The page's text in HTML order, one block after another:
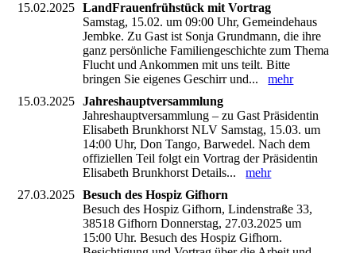
15.02.2025
LandFrauenfrühstück mit Vortrag
Samstag, 15.02. um 09:00 Uhr, Gemeindehaus
Jembke. Zu Gast ist Sonja Grundmann, die ihre
ganz persönliche Familiengeschichte zum Thema
Flucht und Ankommen mit uns teilt. Bitte
bringen Sie eigenes Geschirr und...mehr
15.03.2025
Jahreshauptversammlung
Jahreshauptversammlung – zu Gast Präsidentin
Elisabeth Brunkhorst NLV Samstag, 15.03. um
14:00 Uhr, Don Tango, Barwedel. Nach dem
offiziellen Teil folgt ein Vortrag der Präsidentin
Elisabeth Brunkhorst Details...mehr
27.03.2025
Besuch des Hospiz Gifhorn
Besuch des Hospiz Gifhorn, Lindenstraße 33,
38518 Gifhorn Donnerstag, 27.03.2025 um
15:00 Uhr. Besuch des Hospiz Gifhorn.